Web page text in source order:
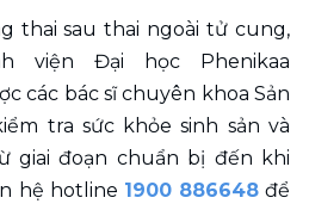
thai sau thai ngoài tử cung,
viện Đại học Phenikaa
các bác sĩ chuyên khoa Sản
tra sức khỏe sinh sản và
giai đoạn chuẩn bị đến khi
hệ hotline 1900 886648 để